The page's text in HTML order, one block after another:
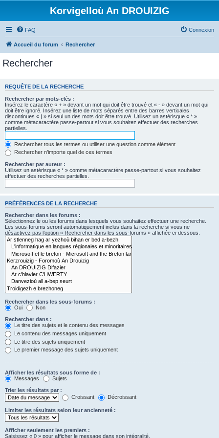
Korvigelloù An DROUIZIG
FAQ Connexion
Accueil du forum Rechercher
Rechercher
REQUÊTE DE LA RECHERCHE
Rechercher par mots-clés :
Insérez le caractère « + » devant un mot qui doit être trouvé et « - » devant un mot qui
doit être ignoré. Insérez une liste de mots séparés entre des barres verticales
discontinues « | » si seul un des mots doit être trouvé. Utilisez un astérisque « * »
comme métacaractère passe-partout si vous souhaitez effectuer des recherches
partielles.
Rechercher tous les termes ou utiliser une question comme élément
Rechercher n’importe quel de ces termes
Rechercher par auteur :
Utilisez un astérisque « * » comme métacaractère passe-partout si vous souhaitez
effectuer des recherches partielles.
PRÉFÉRENCES DE LA RECHERCHE
Rechercher dans les forums :
Sélectionnez le ou les forums dans lesquels vous souhaitez effectuer une recherche.
Les sous-forums seront automatiquement inclus dans la recherche si vous ne
désactivez pas l’option « Rechercher dans les sous-forums » affichée ci-dessous.
Rechercher dans les sous-forums :
Oui
Non
Rechercher dans :
Le titre des sujets et le contenu des messages
Le contenu des messages uniquement
Le titre des sujets uniquement
Le premier message des sujets uniquement
Afficher les résultats sous forme de :
Messages
Sujets
Trier les résultats par :
Croissant
Décroissant
Limiter les résultats selon leur ancienneté :
Afficher seulement les premiers :
Saisissez « 0 » pour afficher le message dans son intégralité.